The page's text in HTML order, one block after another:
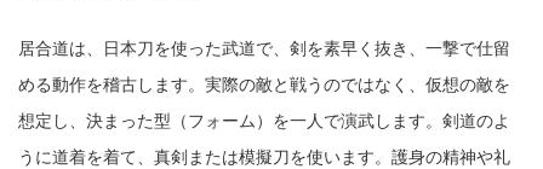
居合道は、⽇本⼑を使った武道で、剣を素早く抜き、⼀撃で仕留
める動作を稽古します。実際の敵と戦うのではなく、仮想の敵を
想定し、決まった型（フォーム）を⼀⼈で演武します。剣道のよ
うに道着を着て、真剣または模擬⼑を使います。護⾝の精神や礼